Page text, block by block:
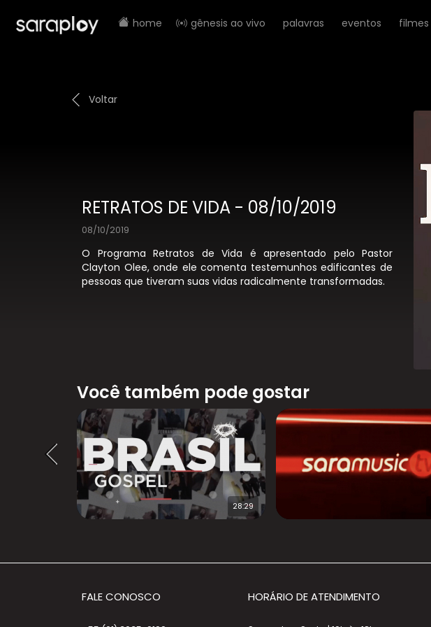
home gênesis ao vivo palavras eventos filmes
Voltar
RETRATOS DE VIDA - 08/10/2019
08/10/2019
O Programa Retratos de Vida é apresentado pelo Pastor
Clayton Olee, onde ele comenta testemunhos edificantes de
pessoas que tiveram suas vidas radicalmente transformadas.
Você também pode gostar
28:29
FALE CONOSCO HORÁRIO DE ATENDIMENTO